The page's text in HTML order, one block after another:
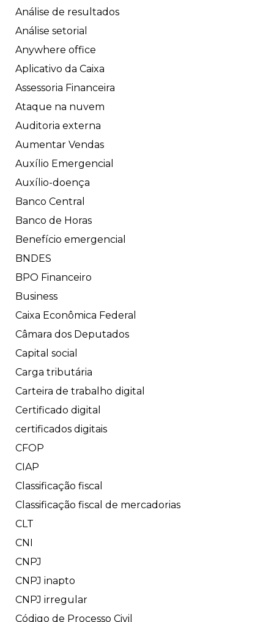
Análise de resultados
Análise setorial
Anywhere office
Aplicativo da Caixa
Assessoria Financeira
Ataque na nuvem
Auditoria externa
Aumentar Vendas
Auxílio Emergencial
Auxílio-doença
Banco Central
Banco de Horas
Benefício emergencial
BNDES
BPO Financeiro
Business
Caixa Econômica Federal
Câmara dos Deputados
Capital social
Carga tributária
Carteira de trabalho digital
Certificado digital
certificados digitais
CFOP
CIAP
Classificação fiscal
Classificação fiscal de mercadorias
CLT
CNI
CNPJ
CNPJ inapto
CNPJ irregular
Código de Processo Civil